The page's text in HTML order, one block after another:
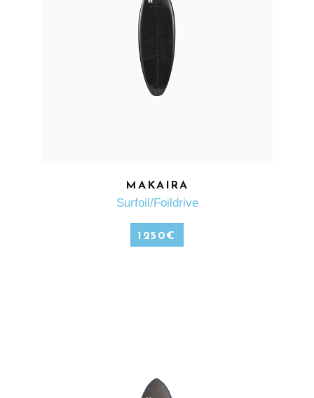
EN SAVOIR PLUS
MAKAIRA
Surfoil/Foildrive
1250€